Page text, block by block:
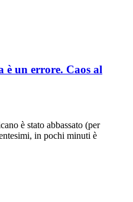
è un errore. Caos al
è stato abbassato (per
in pochi minuti è